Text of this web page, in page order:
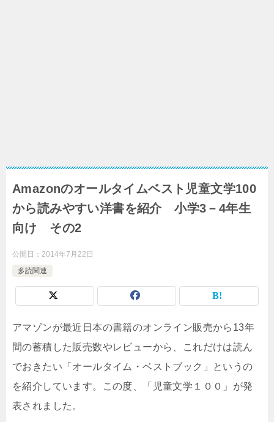
Amazonのオールタイムベスト児童文学100
から読みやすい洋書を紹介 小学3－4年生
向け その2
公開日： 2014年7月22日
多読関連
アマゾンが最近日本の書籍のオンライン販売から13年
間の蓄積した販売数やレビューから、これだけは読ん
でおきたい「オールタイム・ベストブック」というの
を紹介しています。この度、「児童文学１００」が発
表されました。